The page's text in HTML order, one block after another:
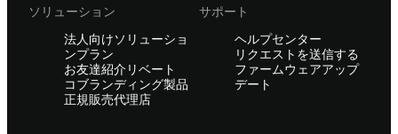
ソリューション
法人向けソリューショ
ンプラン
お友達紹介リベート
コブランディング製品
正規販売代理店
サポート
ヘルプセンター
リクエストを送信する
ファームウェアアップ
デート